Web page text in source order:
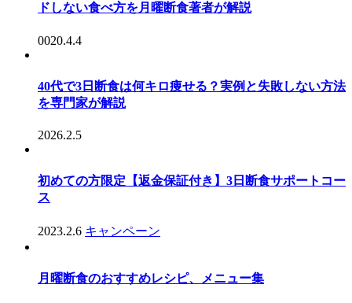
ドしない食べ方を月曜断食著者が解説
0020.4.4
40代で3日断食は何キロ痩せる？実例と失敗しない方法
を専門家が解説
2026.2.5
初めての方限定【返金保証付き】3日断食サポートコー
ス
2023.2.6 キャンペーン
月曜断食のおすすめレシピ、メニュー集